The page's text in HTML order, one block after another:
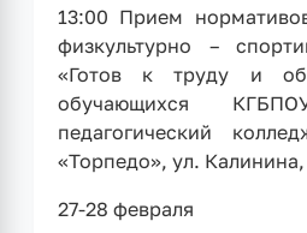
13:00 Прием
физкультурно –
«Готов к труду и
обучающихся
педагогический
«Торпедо», ул. Калинина,
27-28 февраля